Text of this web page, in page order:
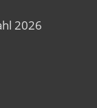
2026